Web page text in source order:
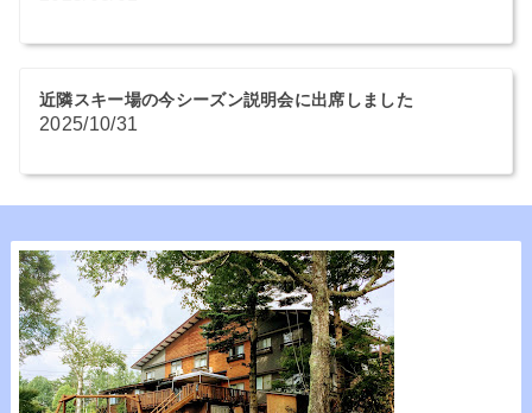
近隣スキー場の今シーズン説明会に出席しました
2025/10/31